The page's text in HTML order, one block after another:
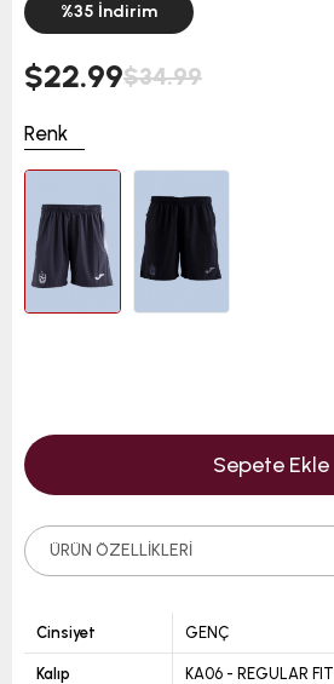
%35 İndirim
$34.99
$22.99
Renk
ÜRÜN ÖZELLIKLERI
Cinsiyet GENÇ
Kalıp KA06 - REGULAR FIT